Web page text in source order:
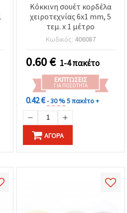
Κόκκινη σουέτ κορδέλα
χειροτεχνίας 6x1 mm, 5
τεμ. x 1 μέτρο
Κωδικός: 406087
0.60€ 1-4 πακέτο
ΕΚΠΤΏΣΕΙΣ
ΓΙΑ ΠΟΣΌΤΗΤΑ
0.42 €- 30 %5 πακέτο +
ΑΓΟΡΆ